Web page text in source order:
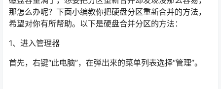
那怎么办呢？下面小编教你把硬盘分区重新合并的方法，
希望对你有所帮助。以下是硬盘合并分区的方法：
1、进入管理器
首先，右键“此电脑”，在弹出来的菜单列表选择“管理”。